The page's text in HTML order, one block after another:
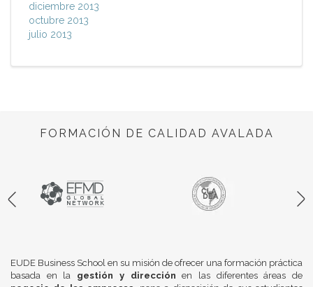
diciembre 2013
octubre 2013
julio 2013
FORMACIÓN DE CALIDAD AVALADA
EUDE Business School en su misión de ofrecer una formación práctica
basada en la gestión y dirección en las diferentes áreas de